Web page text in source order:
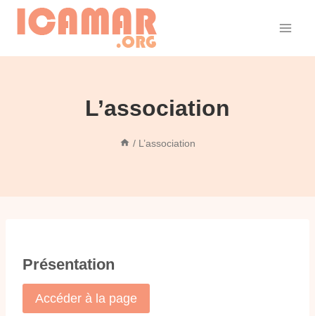
Aller
L’association
/ L’association
Présentation
Accéder à la page